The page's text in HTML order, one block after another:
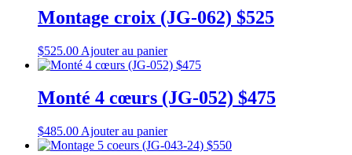
Montage croix (JG-062) $525
$525.00 Ajouter au panier
Monté 4 cœurs (JG-052) $475
$485.00 Ajouter au panier